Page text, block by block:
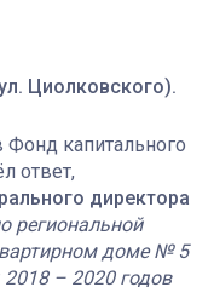
Циолковского).
капитального
ответ,
директора
региональной
доме № 5
– 2020 годов